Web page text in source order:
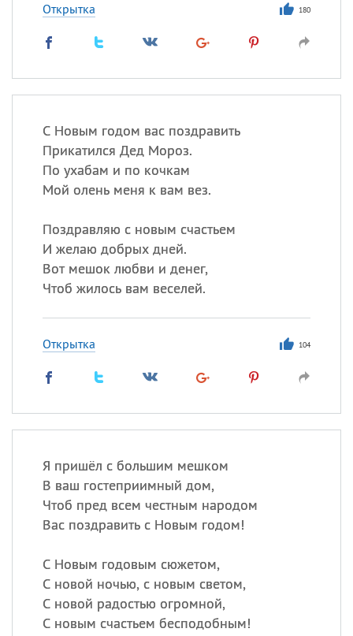
Открытка 180
С Новым годом вас поздравить
Прикатился Дед Мороз.
По ухабам и по кочкам
Мой олень меня к вам вез.
Поздравляю с новым счастьем
И желаю добрых дней.
Вот мешок любви и денег,
Чтоб жилось вам веселей.
Открытка 104
Я пришёл с большим мешком
В ваш гостеприимный дом,
Чтоб пред всем честным народом
Вас поздравить с Новым годом!
С Новым годовым сюжетом,
С новой ночью, с новым светом,
С новой радостью огромной,
С новым счастьем бесподобным!